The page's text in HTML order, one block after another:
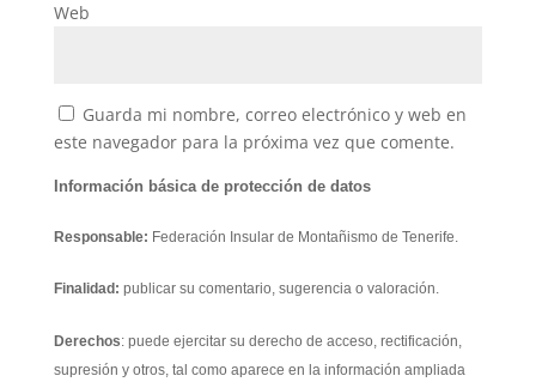
Web
Guarda mi nombre, correo electrónico y web en
este navegador para la próxima vez que comente.
Información básica de protección de datos
Responsable: Federación Insular de Montañismo de Tenerife.
Finalidad: publicar su comentario, sugerencia o valoración.
Derechos: puede ejercitar su derecho de acceso, rectificación,
supresión y otros, tal como aparece en la información ampliada